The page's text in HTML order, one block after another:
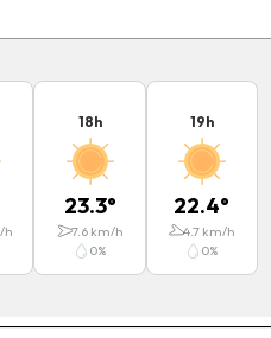
h
18h
23.3°
7.6 km/h
0%
19h
22.4°
4.7 km/h
0%